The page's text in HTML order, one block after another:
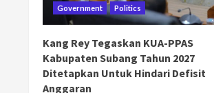
Government Politics
Kang Rey Tegaskan KUA-PPAS
Kabupaten Subang Tahun 2027
Ditetapkan Untuk Hindari Defisit
Anggaran